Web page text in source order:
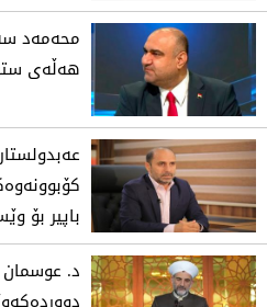
هه‌ڵه‌ی
باپیر بۆ
د. عوسمان